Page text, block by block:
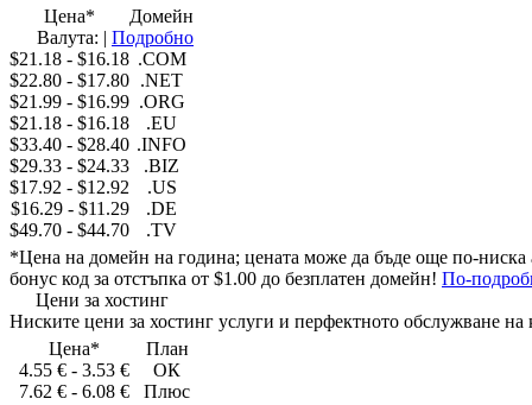
Цена*
Домейн
Валута: | Подробно
$21.18 - $16.18 .COM
$22.80 - $17.80 .NET
$21.99 - $16.99 .ORG
$21.18 - $16.18
.EU
$33.40 - $28.40 .INFO
$29.33 - $24.33
.BIZ
$17.92 - $12.92
.US
$16.29- $11.29
.DE
$49.70 - $44.70
.TV
*Цена на домейн на година; цената може да бъде още по-ниска
бонус код за отстъпка от $1.00 до безплатен домейн! По-
Цени за хостинг
Ниските цени за хостинг услуги и перфектното обслужване на
Цена*
План
4.55 € - 3.53 €
ОК
7.62 € - 6.08 €
Плюс